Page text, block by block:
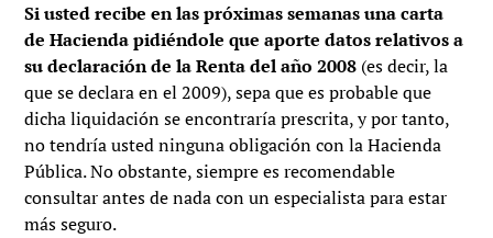
Si usted recibe en las próximas semanas una carta
de Hacienda pidiéndole que aporte datos relativos a
su declaración de la Renta del año 2008 (es decir, la
que se declara en el 2009), sepa que es probable que
dicha liquidación se encontraría prescrita, y por tanto,
no tendría usted ninguna obligación con la Hacienda
Pública. No obstante, siempre es recomendable
consultar antes de nada con un especialista para estar
más seguro.